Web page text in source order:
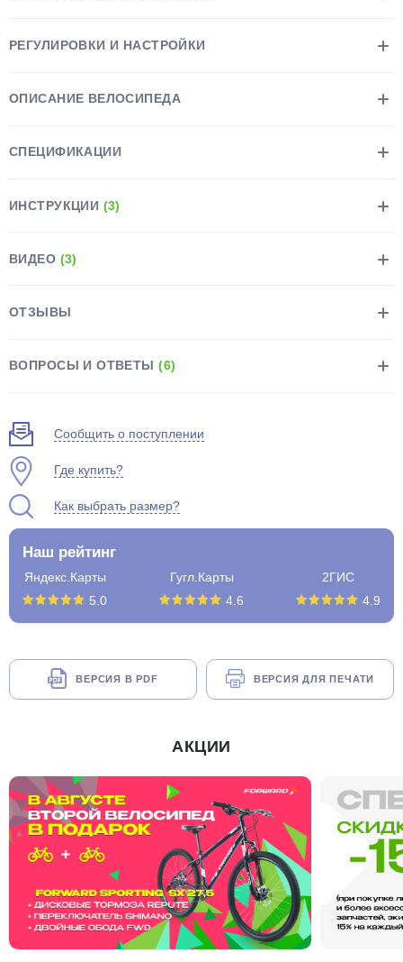
РЕГУЛИРОВКИ И НАСТРОЙКИ
ОПИСАНИЕ ВЕЛОСИПЕДА
СПЕЦИФИКАЦИИ
ИНСТРУКЦИИ (3)
ВИДЕО (3)
ОТЗЫВЫ
ВОПРОСЫ И ОТВЕТЫ(6)
Сообщить о поступлении
Где купить?
Как выбрать размер?
Наш рейтинг
Яндекс.Карты
5.0
Гугл.Карты
4.6
2ГИС
4.9
ВЕРСИЯ В PDF ВЕРСИЯ ДЛЯ ПЕЧАТИ
АКЦИИ